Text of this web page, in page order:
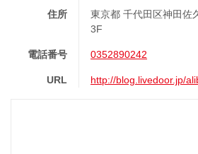
住所
東京都 千代田区神田佐
3F
電話番号 0352890242
URL http://blog.livedoor.jp/